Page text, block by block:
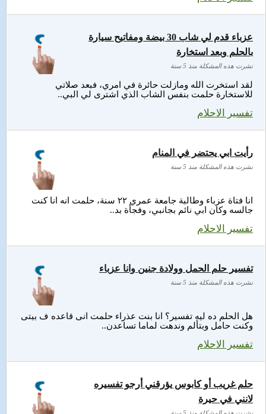
لقد استخرت الله ومازلت حائرة في امري، فبعد صلاتي
للاستخارة حلمت بنفس الشاب الذي اشترى لي البي..
تفسير الاحلام
عزباء قدم لي شاب 30 بيضة ومفاتيح سيارة
بالحلم وبعد استخارة
نشرت هذه المشكلة منذ 5 سنة
انا فتاة عزباء وطالبة جامعة عمري ٢٢ سنة، حلمت انه انا كنت
جالسه وكان ابي نائم بجانبي، وفجأة بد..
تفسير الاحلام
رأيت ابي يحتضر في المنام
نشرت هذه المشكلة منذ 5 سنة
هل الحلم ده ليه تفسير؟ انا بنت عذراء حلمت انى قاعده ف بيتى
وكنت حامل وبتألم وندهت لماما تساعدن..
تفسير الاحلام
تفسير حلم الحمل وولادة جنين وانا عزباء
نشرت هذه المشكلة منذ 5 سنة
حلم غريب أو كابوس يؤرقني أرجو تفسيره
لانني في حيرة